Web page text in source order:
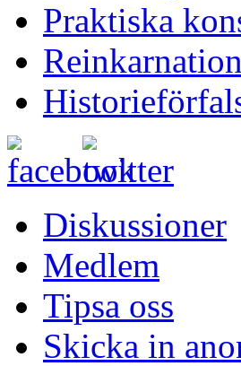
Praktiska
Diskussioner
Medlem
Tipsa oss
Skicka in